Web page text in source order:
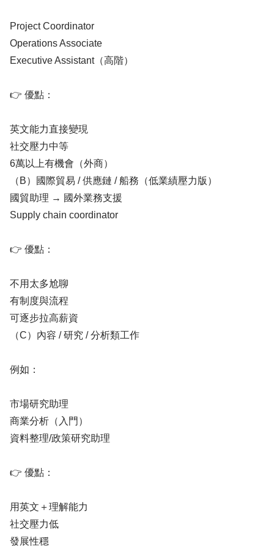
Project Coordinator
Operations Associate
Executive Assistant（高階）
👉 優點：
英文能力直接變現
社交壓力中等
6萬以上有機會（外商）
（B）國際貿易 / 供應鏈 / 船務（低業績壓力版）
國貿助理 → 國外業務支援
Supply chain coordinator
👉 優點：
不用太多尬聊
有制度與流程
可逐步拉高薪資
（C）內容 / 研究 / 分析類工作
例如：
市場研究助理
商業分析（入門）
資料整理/政策研究助理
👉 優點：
用英文＋理解能力
社交壓力低
發展性穩